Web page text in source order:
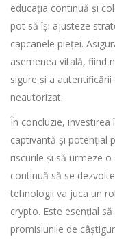
educația continuă și
pot să își ajusteze
capcanele pieței.
asemenea vitală, fiind
sigure și a
neautorizat.
În concluzie,
captivantă și potențial
riscurile și să urmeze
continuă să se
tehnologii va juca un
crypto. Este esențial
promisiunile de